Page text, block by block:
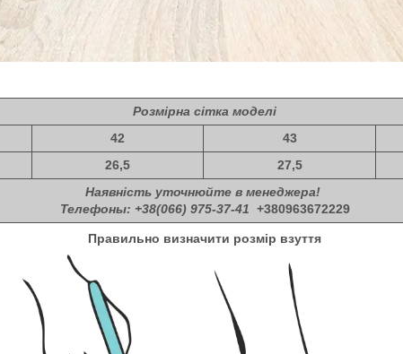
Розмірна сітка моделі
42 43
26,5 27,5
Наявність уточнюйте в менеджера!
Телефоны: +38(066) 975-37-41 +380963672229
Правильно визначити розмір взуття